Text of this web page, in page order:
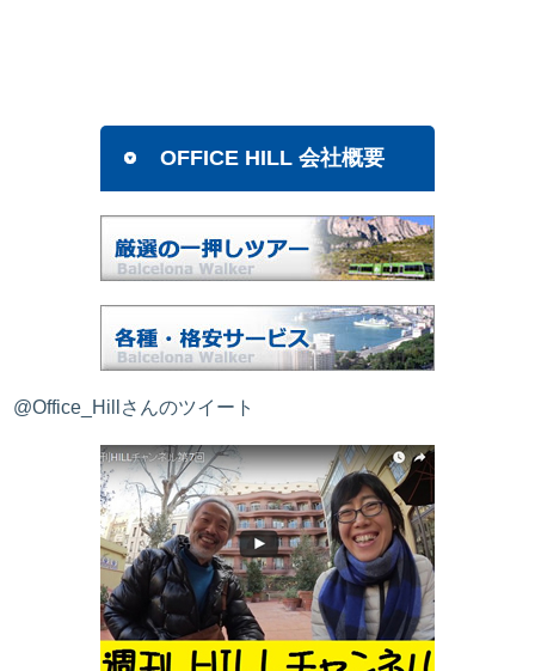
OFFICE HILL 会社概要
@Office_Hillさんのツイート